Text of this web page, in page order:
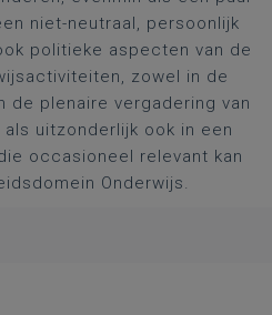
niet-neutraal, persoonlijk
politieke aspecten van de
zowel in de
de plenaire vergadering van
uitzonderlijk ook in een
occasioneel relevant kan
Onderwijs.